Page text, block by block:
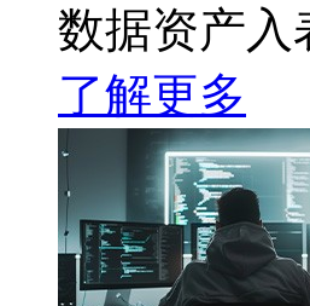
数据资产入
了解更多